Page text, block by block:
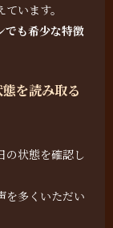
います。
でも希少な特徴
を読み取る
の状態を確認し
を多くいただい